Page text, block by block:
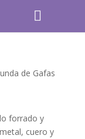
de Gafas
forrado y
cuero y